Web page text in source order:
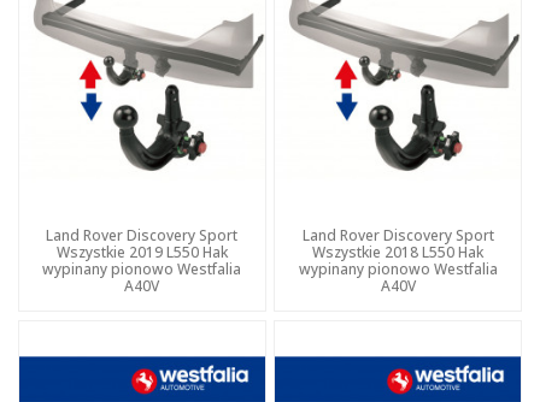
Land Rover Discovery Sport
Wszystkie 2019 L550 Hak
wypinany pionowo Westfalia
A40V
Land Rover Discovery Sport
Wszystkie 2018 L550 Hak
wypinany pionowo Westfalia
A40V